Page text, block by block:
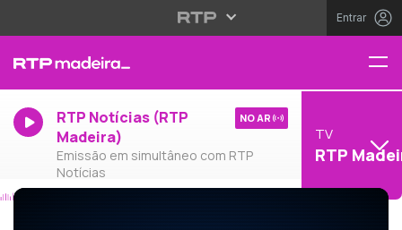
Entrar
RTP Notícias (RTP
Madeira)
Emissão em simultâneo com RTP
Notícias
NO AR
TV
RTP